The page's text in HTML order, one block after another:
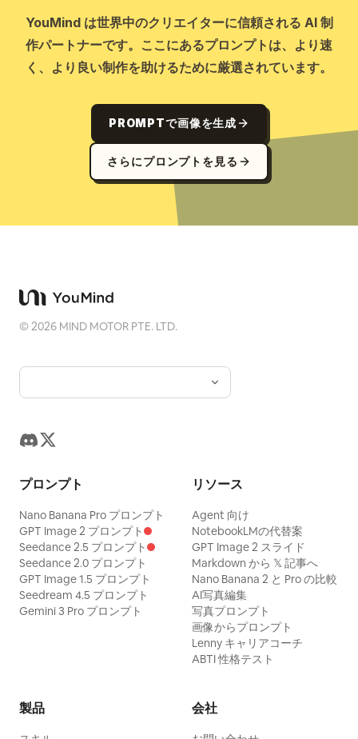
YouMind は世界中のクリエイターに信頼される AI 制
作パートナーです。ここにあるプロンプトは、より速
く、より良い制作を助けるために厳選されています。
PROMPTで画像を生成
さらにプロンプトを見る
©2026 MIND MOTOR PTE. LTD.
プロンプト
Nano Banana Pro プロンプト
GPT Image 2 プロンプト
Seedance 2.5 プロンプト
Seedance 2.0 プロンプト
GPT Image 1.5 プロンプト
Seedream 4.5 プロンプト
Gemini 3 Pro プロンプト
リソース
Agent 向け
NotebookLMの代替案
GPT Image 2 スライド
Markdown から 𝕏 記事へ
Nano Banana 2 と Pro の比較
AI写真編集
写真プロンプト
画像からプロンプト
Lenny キャリアコーチ
ABTI 性格テスト
製品 会社